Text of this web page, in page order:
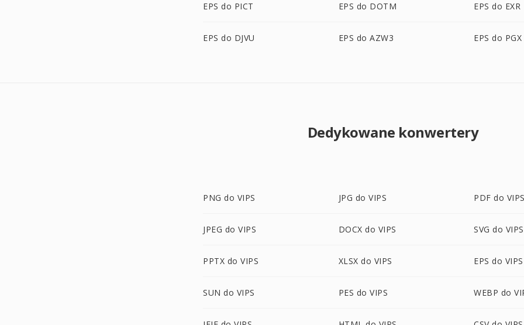
EPS do PICT EPS do DOTM EPS do EXR
EPS do DJVU EPS do AZW3 EPS do PGX
Dedykowane konwertery
PNG do VIPS JPG do VIPS PDF do
JPEG do VIPS DOCX do VIPS SVG do VIPS
PPTX do VIPS XLSX do VIPS EPS do VIPS
SUN do VIPS PES do VIPS WEBP do